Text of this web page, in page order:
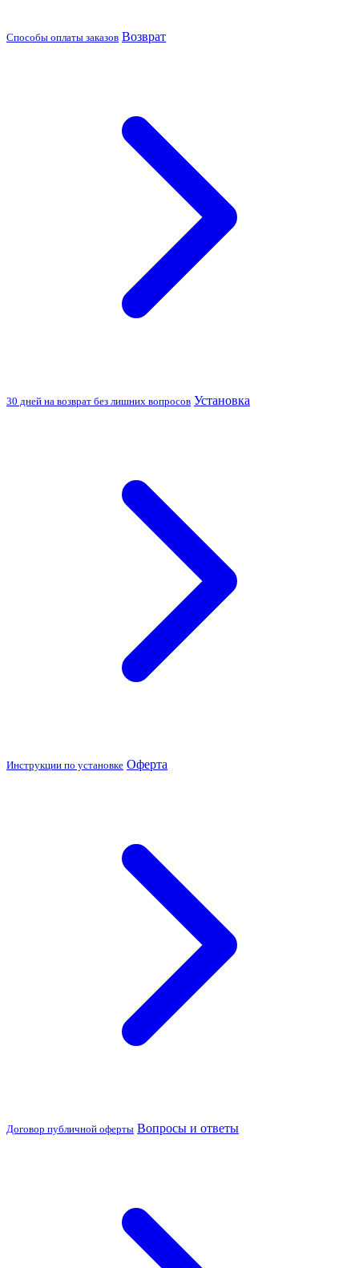
Способы оплаты заказов Возврат
30 дней на возврат без лишних вопросов Установка
Инструкции по установке Оферта
Договор публичной оферты Вопросы и ответы